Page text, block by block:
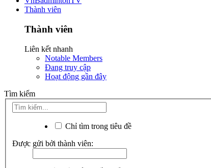
Thành viên
Thành viên
Liên kết nhanh
Notable Members
Đang truy cập
Hoạt động gần đây
Tìm kiếm
Chỉ tìm trong tiêu đề
Được gửi bởi thành viên: